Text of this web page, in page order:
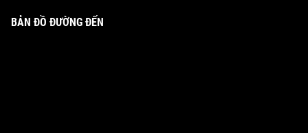
BẢN ĐỒ ĐƯỜNG ĐẾN